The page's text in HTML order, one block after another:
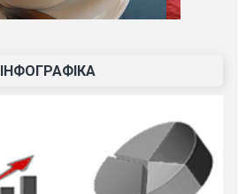
ІНФОГРАФІКА